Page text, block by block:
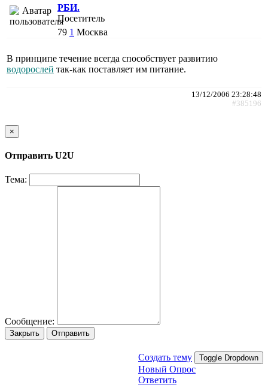
РБИ.
Посетитель
79 1 Москва
В принципе течение всегда способствует развитию
водорослей так-как поставляет им питание.
13/12/2006 23:28:48
#385196
×
Отправить U2U
Тема:
Сообщение:
Закрыть Отправить
Создать тему Toggle Dropdown
Новый Опрос
Ответить